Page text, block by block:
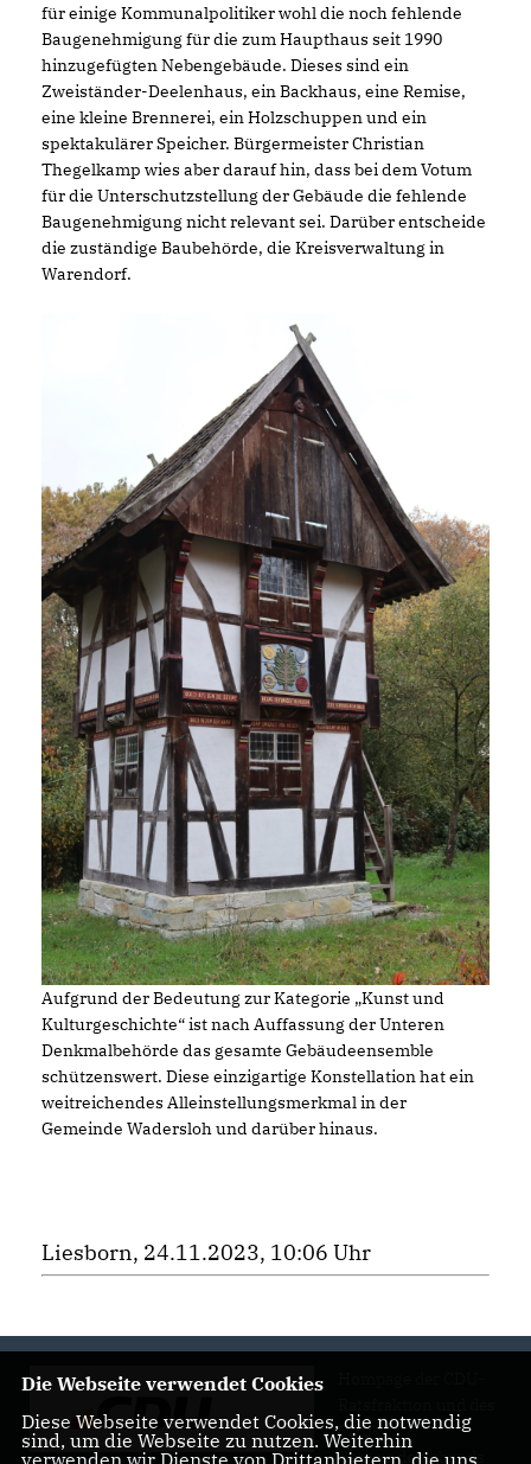
für einige Kommunalpolitiker wohl die noch fehlende
Baugenehmigung für die zum Haupthaus seit 1990
hinzugefügten Nebengebäude. Dieses sind ein
Zweiständer-Deelenhaus, ein Backhaus, eine Remise,
eine kleine Brennerei, ein Holzschuppen und ein
spektakulärer Speicher. Bürgermeister Christian
Thegelkamp wies aber darauf hin, dass bei dem Votum
für die Unterschutzstellung der Gebäude die fehlende
Baugenehmigung nicht relevant sei. Darüber entscheide
die zuständige Baubehörde, die Kreisverwaltung in
Warendorf.
Aufgrund der Bedeutung zur Kategorie „Kunst und
Kulturgeschichte“ ist nach Auffassung der Unteren
Denkmalbehörde das gesamte Gebäudeensemble
schützenswert. Diese einzigartige Konstellation hat ein
weitreichendes Alleinstellungsmerkmal in der
Gemeinde Wadersloh und darüber hinaus.
Liesborn, 24.11.2023, 10:06 Uhr
CDU-
Gemeindeverbands
Die Webseite verwendet Cookies
Diese Webseite verwendet Cookies, die notwendig
sind, um die Webseite zu nutzen. Weiterhin
verwenden wir Dienste von Drittanbietern, die uns